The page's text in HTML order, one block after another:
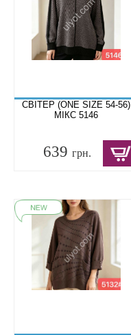
СВІТЕР (ONE SIZE 54-56)
МІКС 5146
639 грн.